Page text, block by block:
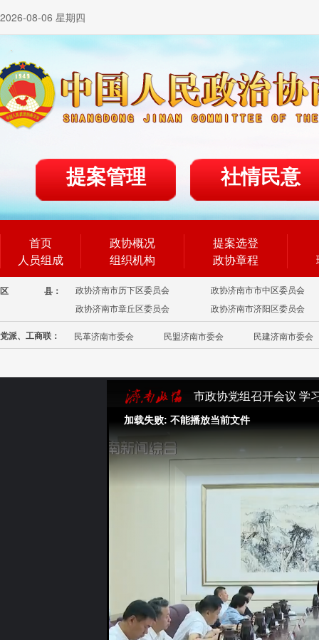
2026-08-06 星期四
提案管理 社情民意
首页
人员组成
政协概况
组织机构
提案选登
政协章程
区 县： 政协济南市历下区委员会
政协济南市市中区委员会
政协济南市章丘区委员会
政协济南市济阳区委员会
党派、工商联： 民革济南市委会 民盟济南市委会 民建济南市委会
市政协党组召开会议 学
加载失败: 不能播放当前文件